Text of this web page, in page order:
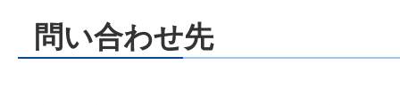
問い合わせ先